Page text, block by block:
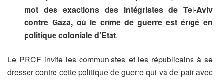
mot des exactions des intégristes de Tel-Aviv
contre Gaza, où le crime de guerre est érigé en
politique coloniale d’Etat.
Le PRCF invite les communistes et les républicains à se
dresser contre cette politique de guerre qui va de pair avec